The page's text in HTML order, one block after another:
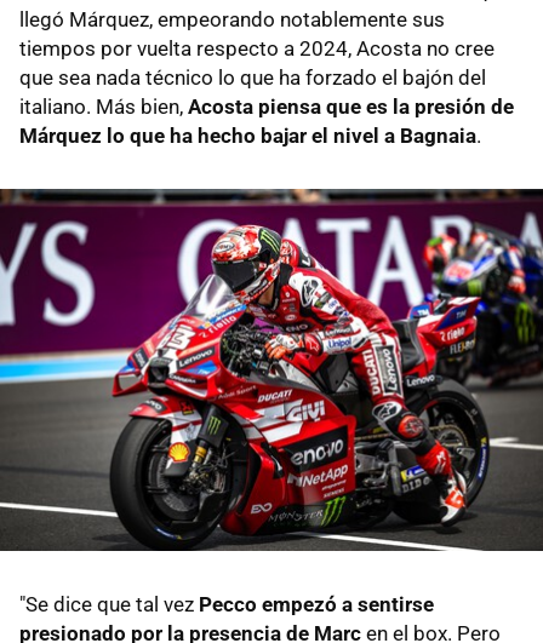
llegó Márquez, empeorando notablemente sus
tiempos por vuelta respecto a 2024, Acosta no cree
que sea nada técnico lo que ha forzado el bajón del
italiano. Más bien, Acosta piensa que es la presión de
Márquez lo que ha hecho bajar el nivel a Bagnaia.
"Se dice que tal vez Pecco empezó a sentirse
presionado por la presencia de Marc en el box. Pero